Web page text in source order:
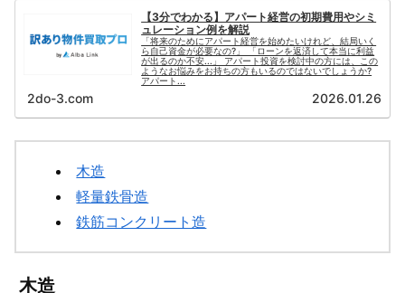
【3分でわかる】アパート経営の初期費用やシミ
ュレーション例を解説
「将来のためにアパート経営を始めたいけれど、結局いく
ら自己資金が必要なの?」 「ローンを返済して本当に利益
が出るのか不安...」 アパート投資を検討中の方には、この
ようなお悩みをお持ちの方もいるのではないでしょうか?
アパート...
2do-3.com 2026.01.26
木造
軽量鉄骨造
鉄筋コンクリート造
木造